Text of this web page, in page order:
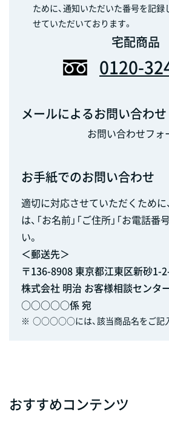
ために、通知いただいた番号を記録
せていただいております。
宅配商品
0120-
メールによるお問い合わせ
お問い合わせフォ
お手紙でのお問い合わせ
適切に対応させていただくために
は、「お名前」「ご住所」「お電話
い。
＜郵送先＞
〒136-8908 東京都江東区新砂1-
株式会社 明治 お客様相談センタ
○○○○○係 宛
※ ○○○○○には、該当商品名をご記
おすすめコンテンツ